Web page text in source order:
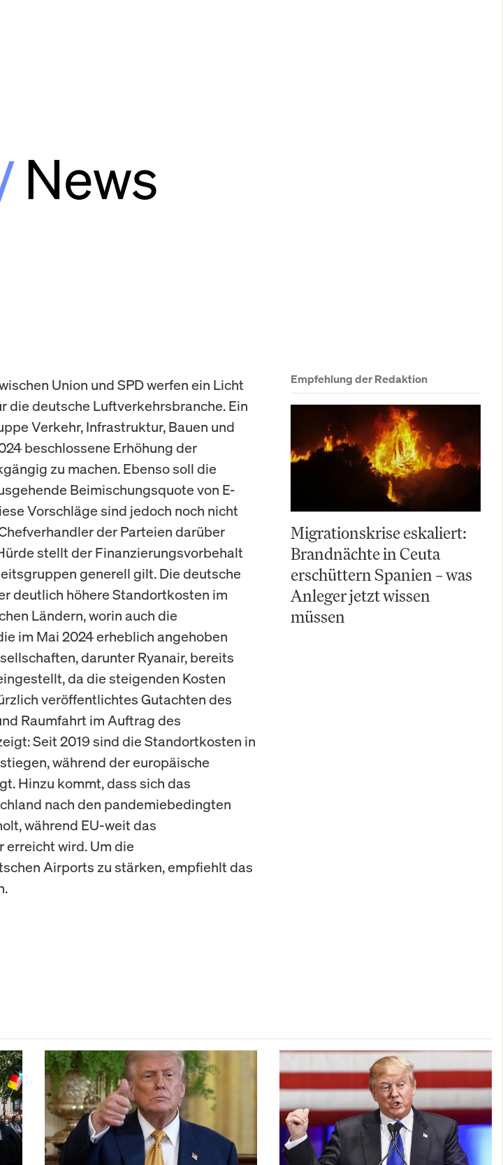
Union und SPD werfen ein Licht
die deutsche Luftverkehrsbranche. Ein
Verkehr, Infrastruktur, Bauen und
beschlossene Erhöhung der
zu machen. Ebenso soll die
Beimischungsquote von E-
Vorschläge sind jedoch noch nicht
der Parteien darüber
stellt der Finanzierungsvorbehalt
generell gilt. Die deutsche
deutlich höhere Standortkosten im
Ländern, worin auch die
im Mai 2024 erheblich angehoben
darunter Ryanair, bereits
da die steigenden Kosten
veröffentlichtes Gutachten des
Raumfahrt im Auftrag des
Seit 2019 sind die Standortkosten in
während der europäische
Hinzu kommt, dass sich das
nach den pandemiebedingten
während EU-weit das
erreicht wird. Um die
Airports zu stärken, empfiehlt das
Empfehlung der Redaktion
Migrationskrise eskaliert:
Brandnächte in Ceuta
erschüttern Spanien – was
Anleger jetzt wissen
müssen